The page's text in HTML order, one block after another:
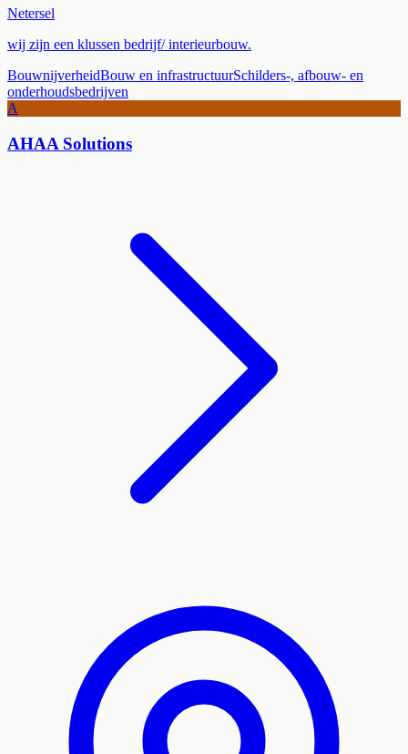
Netersel
wij zijn een klussen bedrijf/ interieurbouw.
BouwnijverheidBouw en infrastructuurSchilders-, afbouw- en
onderhoudsbedrijven
A
AHAA Solutions